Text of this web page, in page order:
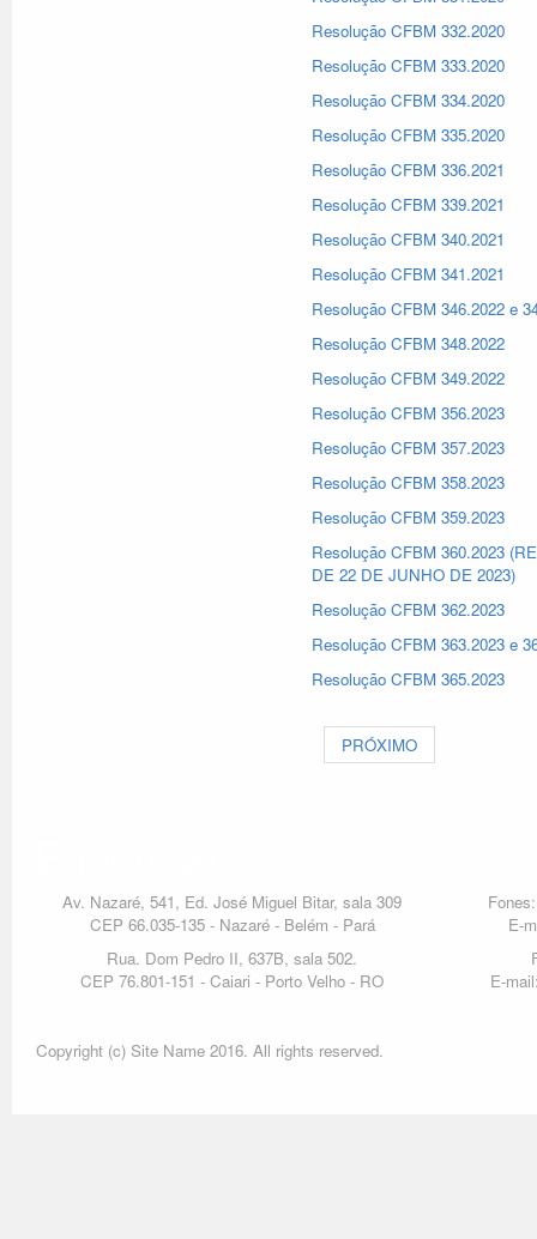
Resolução CFBM 332.2020
Resolução CFBM 333.2020
Resolução CFBM 334.2020
Resolução CFBM 335.2020
Resolução CFBM 336.2021
Resolução CFBM 339.2021
Resolução CFBM 340.2021
Resolução CFBM 341.2021
Resolução CFBM 346.2022 e
Resolução CFBM 348.2022
Resolução CFBM 349.2022
Resolução CFBM 356.2023
Resolução CFBM 357.2023
Resolução CFBM 358.2023
Resolução CFBM 359.2023
Resolução CFBM 360.2023
DE 22 DE JUNHO DE 2023)
Resolução CFBM 362.2023
Resolução CFBM 363.2023 e
Resolução CFBM 365.2023
PRÓXIMO
Av. Nazaré, 541, Ed. José Miguel Bitar, sala 309
CEP 66.035-135 - Nazaré - Belém - Pará
E-
Rua. Dom Pedro II, 637B, sala 502.
CEP 76.801-151 - Caiari - Porto Velho - RO
E-
Copyright (c) Site Name 2016. All rights reserved.